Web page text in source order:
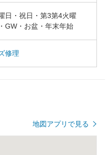
日・祝日・第3第4火曜
GW・お盆・年末年始
修理
地図アプリで見る